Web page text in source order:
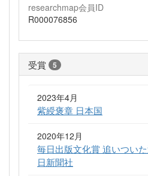
researchmap会員ID
R000076856
受賞 5
2023年4月
紫綬褒章 日本国
2020年12月
毎日出版文化賞 追いつい
日新聞社